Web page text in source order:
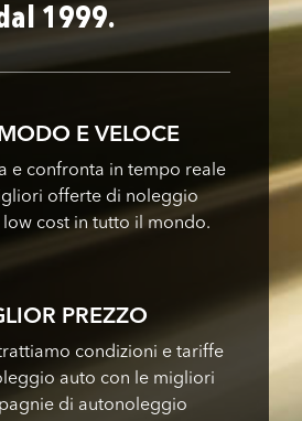
1999.
E VELOCE
e confronta in tempo reale
offerte di noleggio
low cost in tutto il mondo.
PREZZO
condizioni e tariffe
auto con le migliori
di autonoleggio